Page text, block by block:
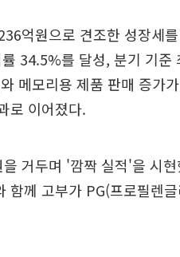
억원으로 견조한 성장세
34.5%를 달성, 분기 기준
메모리용 제품 판매 증가
로 이어졌다.
거두며 '깜짝 실적'을 시현
께 고부가 PG(프로필렌